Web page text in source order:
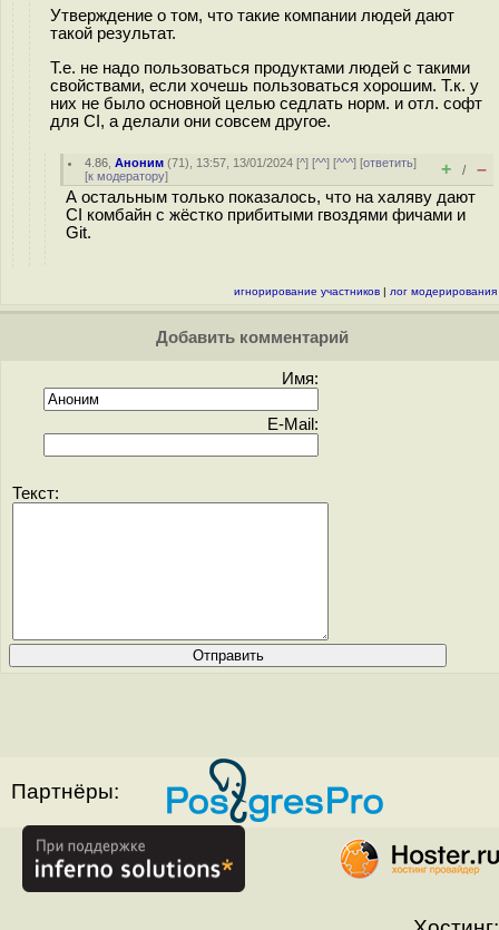
Утверждение о том, что такие компании людей дают
такой результат.
Т.е. не надо пользоваться продуктами людей с такими
свойствами, если хочешь пользоваться хорошим. Т.к. у
них не было основной целью седлать норм. и отл. софт
для CI, а делали они совсем другое.
4.86 ,Аноним (71), 13:57, 13/01/2024 [^] [^^] [^^^] [ответить]
[к модератору] + / –
А остальным только показалось, что на халяву дают
CI комбайн с жёстко прибитыми гвоздями фичами и
Git.
игнорирование участников | лог модерирования
Добавить комментарий
Имя:
E-Mail:
Текст:
Партнёры: